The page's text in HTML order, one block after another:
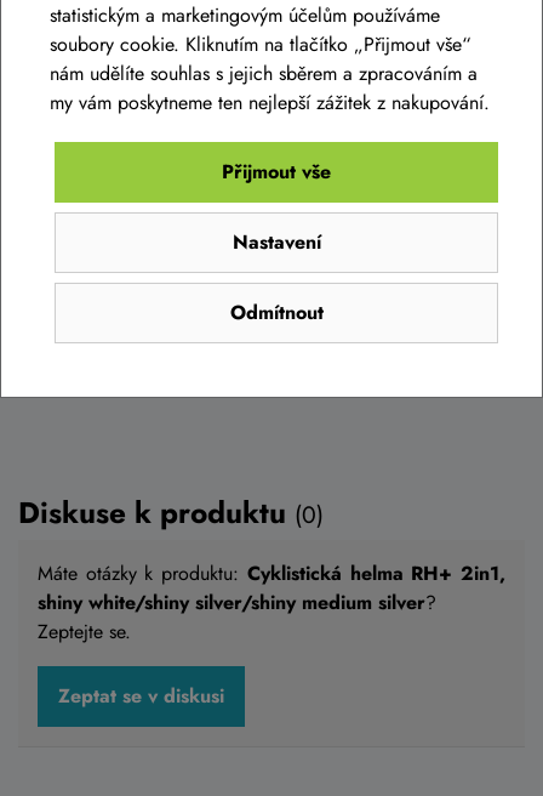
Košík na láhev CUBE
399 Kč
Přilba CUBE OFFPATH šedá
Diskuse k produktu (0)
Máte otázky k produktu: Cyklistická helma RH+ 2in1,
shiny white/shiny silver/shiny medium silver?
Zeptejte se.
Zeptat se v diskusi
statistickým a marketingovým účelům používáme
soubory cookie. Kliknutím na tlačítko „Přijmout vše“
nám udělíte souhlas s jejich sběrem a zpracováním a
my vám poskytneme ten nejlepší zážitek z nakupování.
Odmítnout
Nastavení
Přijmout vše